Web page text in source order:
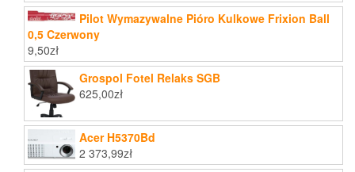
Pilot Wymazywalne Pióro Kulkowe Frixion Ball
0,5 Czerwony
9,50zł
Grospol Fotel Relaks SGB
625,00zł
Acer H5370Bd
2 373,99zł